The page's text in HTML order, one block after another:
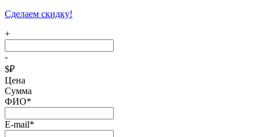
Сделаем скидку!
+
-
$₽
Цена
Сумма
ФИО*
E-mail*